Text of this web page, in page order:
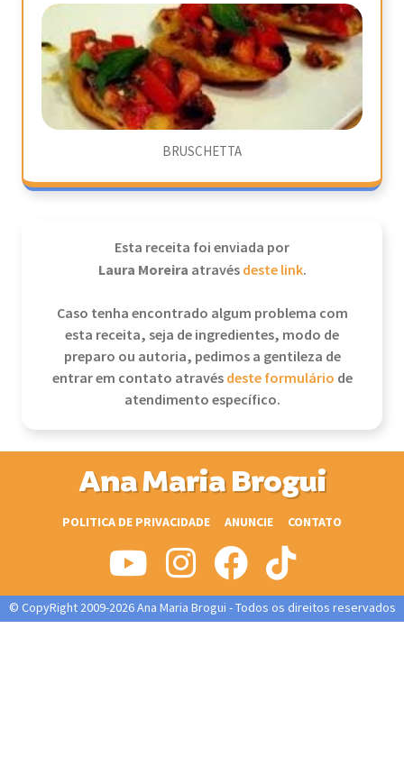
BRUSCHETTA
Esta receita foi enviada por
Laura Moreira atravésdeste link.
Caso tenha encontrado algum problema com
esta receita, seja de ingredientes, modo de
preparo ou autoria, pedimos a gentileza de
entrar em contato atravésdeste formulário de
atendimento específico.
Ana Maria Brogui
POLITICA DE PRIVACIDADE ANUNCIE CONTATO
© CopyRight 2009-2026 Ana Maria Brogui - Todos os direitos reservados